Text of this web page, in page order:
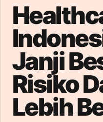
Janji
Risiko
Lebih